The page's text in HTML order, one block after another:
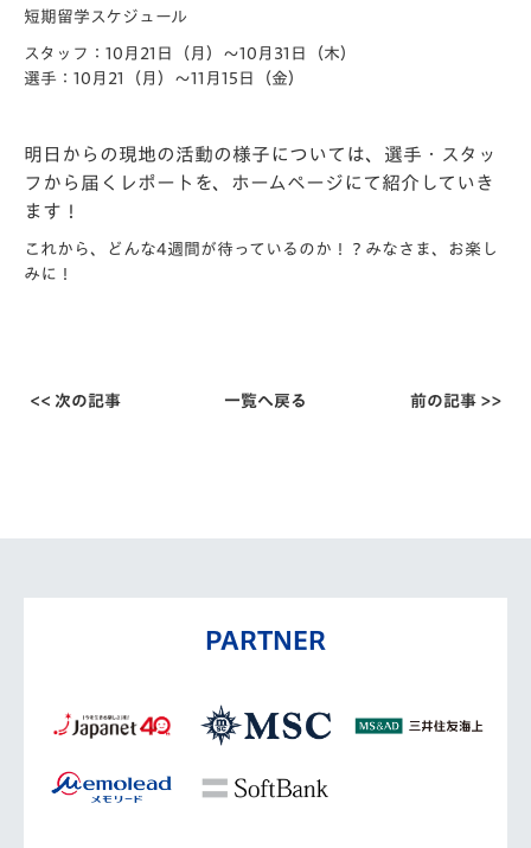
短期留学スケジュール
スタッフ：10月21日（月）～10月31日（木）
選手：10月21（月）～11月15日（金）
明日からの現地の活動の様子については、選手・スタッ
フから届くレポートを、ホームページにて紹介していき
ます！
これから、どんな4週間が待っているのか！？みなさま、お楽し
みに！
<< 次の記事 一覧へ戻る 前の記事 >>
PARTNER